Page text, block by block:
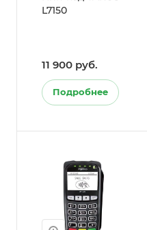
L7150
11 900 руб.
Подробнее